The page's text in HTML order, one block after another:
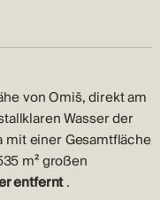
von Omiš, direkt am
Wasser der
mit einer Gesamtfläche
m² großen
entfernt.